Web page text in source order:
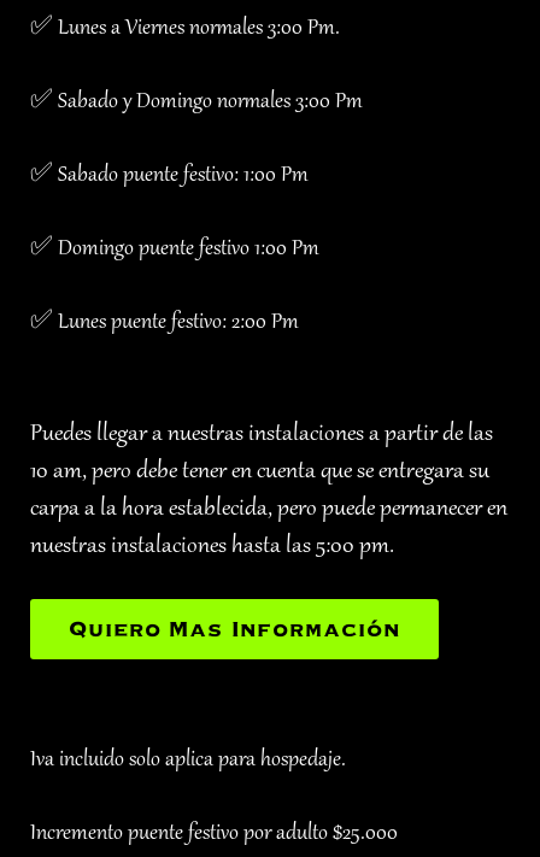
✅ Lunes a Viernes normales 3:00 Pm.
✅ Sabado y Domingo normales 3:00 Pm
✅ Sabado puente festivo: 1:00 Pm
✅ Domingo puente festivo 1:00 Pm
✅ Lunes puente festivo: 2:00 Pm
Puedes llegar a nuestras instalaciones a partir de las
10 am, pero debe tener en cuenta que se entregara su
carpa a la hora establecida, pero puede permanecer en
nuestras instalaciones hasta las 5:00 pm.
Quiero Mas Información
Iva incluido solo aplica para hospedaje.
Incremento puente festivo por adulto $25.000